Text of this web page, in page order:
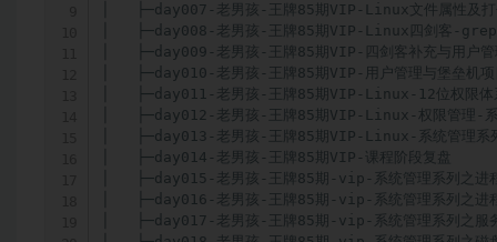
│   ├─day007-老男孩-王牌85期VIP-Linux文件属性及打
│   ├─day008-老男孩-王牌85期VIP-Linux四剑客-
│   ├─day009-老男孩-王牌85期VIP-四剑客补充与用户管
│   ├─day010-老男孩-王牌85期VIP-用户管理与堡垒机项
│   ├─day011-老男孩-王牌85期VIP-Linux-12位权限体
│   ├─day012-老男孩-王牌85期VIP-Linux-权限管理-系
│   ├─day013-老男孩-王牌85期VIP-Linux-系统管理系
│   ├─day014-老男孩-王牌85期VIP-课程阶段复盘
│   ├─day015-老男孩-王牌85期-vip-系统管理系列之进
│   ├─day016-老男孩-王牌85期-vip-系统管理系列之进
│   ├─day017-老男孩-王牌85期-vip-系统管理系列之服